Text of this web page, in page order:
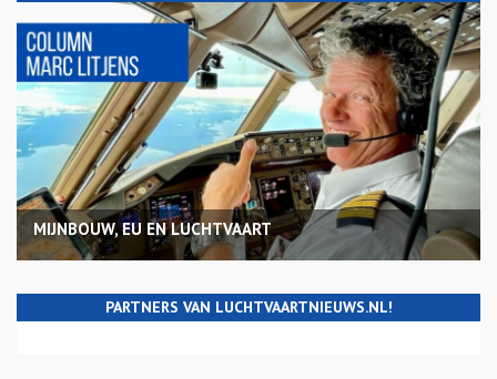
MIJNBOUW, EU EN LUCHTVAART
PARTNERS VAN LUCHTVAARTNIEUWS.NL!